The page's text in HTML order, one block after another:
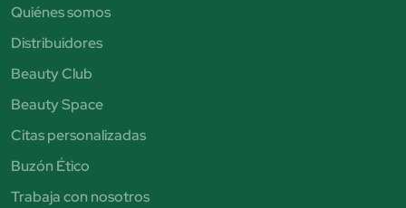
Quiénes somos
Distribuidores
Beauty Club
Beauty Space
Citas personalizadas
Buzón Ético
Trabaja con nosotros